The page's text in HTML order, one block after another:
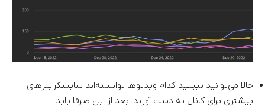
حالا می‌توانید ببینید کدام ویدیوها توانسته‌اند سابسکرایبرهای
بیشتری برای کانال به دست آورند. بعد از این صرفا باید